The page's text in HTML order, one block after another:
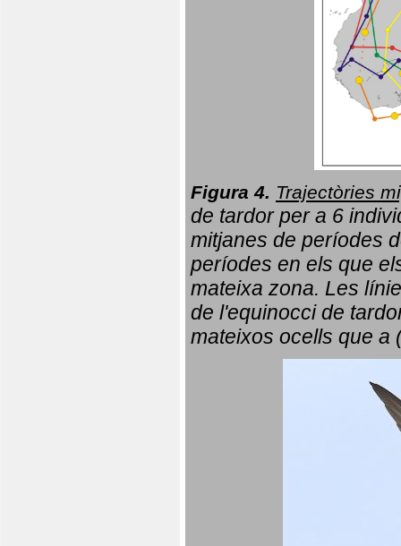
Figura 4. Trajectòries
de tardor per a 6
mitjanes de períodes
períodes en els que
mateixa zona. Les
de l'equinocci de
mateixos ocells que a